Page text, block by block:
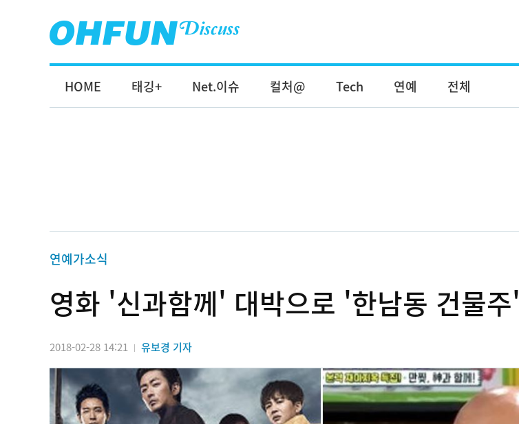
HOME 태깅+ Net.이슈 컬처@ Tech 연예 전체
연예가소식
영화 '신과함께' 대박으로 '한남동 건물
2018-02-28 14:21 | 유보경 기자